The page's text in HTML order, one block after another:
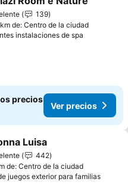
a favoritos
139
de: Centro de la ciudad
instalaciones de spa
precios
Ver precios
a favoritos
Luisa
442
de: Centro de la ciudad
juegos exterior para familias